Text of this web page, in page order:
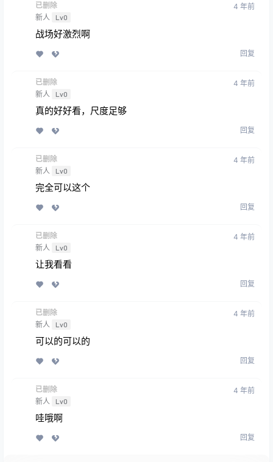
已删除
新人 Lv0
4 年前
战场好激烈啊
回复
已删除
新人 Lv0
4 年前
真的好好看，尺度足够
回复
已删除
新人 Lv0
4 年前
完全可以这个
回复
已删除
新人 Lv0
4 年前
让我看看
回复
已删除
新人 Lv0
4 年前
可以的可以的
回复
已删除
新人 Lv0
4 年前
哇哦啊
回复